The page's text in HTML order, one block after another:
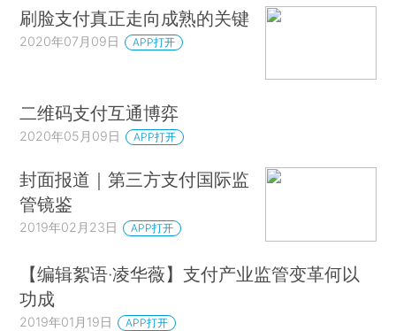
刷脸支付真正走向成熟的关键
2020年07月09日 APP打开
二维码支付互通博弈
2020年05月09日 APP打开
封面报道｜第三方支付国际监
管镜鉴
2019年02月23日 APP打开
【编辑絮语·凌华薇】支付产业监管变革何以
功成
2019年01月19日 APP打开